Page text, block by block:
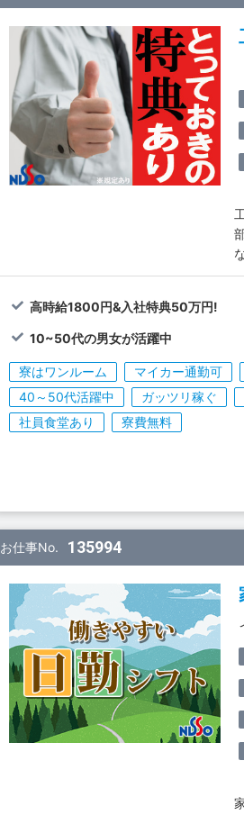
高時給1800円&入社特典50万円!
10~50代の男女が活躍中
寮はワンルーム マイカー通勤可
40～50代活躍中
ガッツリ稼ぐ
社員食堂あり
寮費無料
お仕事No. 135994